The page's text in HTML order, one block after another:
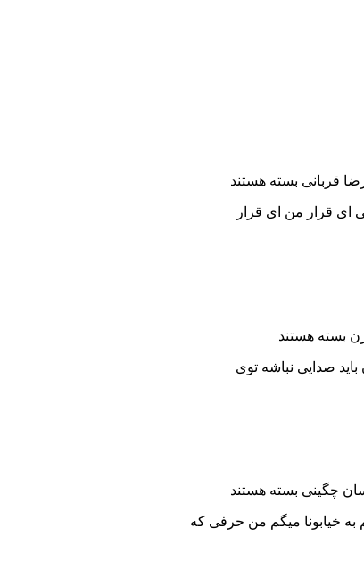
قربانی بسته هستند
ای قرار من ای قرار
بسته هستند
صدایی نباشه توی
چگینی بسته هستند
خیابونا میگم من حرفی که